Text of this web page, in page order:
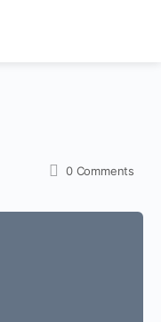
0 Comments